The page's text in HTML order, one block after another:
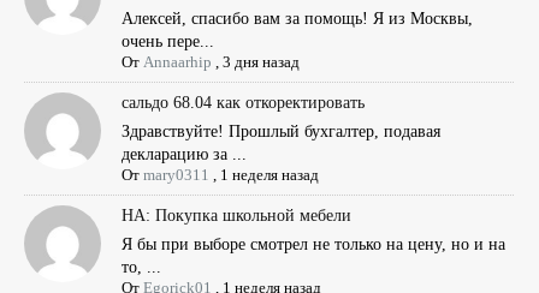
Алексей, спасибо вам за помощь! Я из Москвы,
очень пере...
От Annaarhip ,3 дня назад
сальдо 68.04 как откоректировать
Здравствуйте! Прошлый бухгалтер, подавая
декларацию за ...
Отmary0311 1 неделя назад
НА: Покупка школьной мебели
Я бы при выборе смотрел не только на цену, но и на
то, ...
ОтEgorick01 1 неделя назад